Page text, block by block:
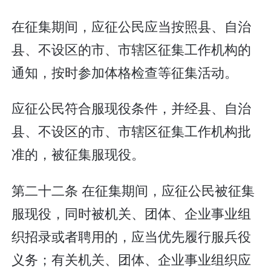
在征集期间，应征公民应当按照县、自治
县、不设区的市、市辖区征集工作机构的
通知，按时参加体格检查等征集活动。
应征公民符合服现役条件，并经县、自治
县、不设区的市、市辖区征集工作机构批
准的，被征集服现役。
第二十二条 在征集期间，应征公民被征集
服现役，同时被机关、团体、企业事业组
织招录或者聘用的，应当优先履行服兵役
义务；有关机关、团体、企业事业组织应